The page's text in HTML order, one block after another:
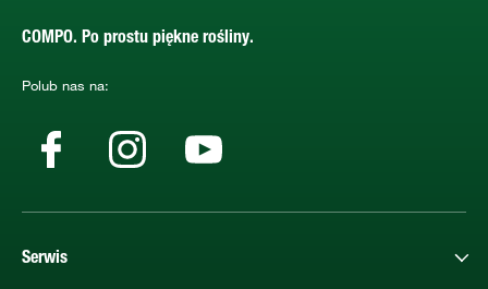
COMPO. Po prostu piękne rośliny.
Polub nas na:
Serwis